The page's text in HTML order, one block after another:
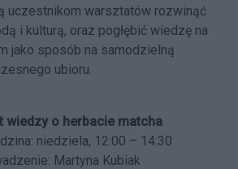
uczestnikom warsztatów rozwinąć
i kulturą, oraz pogłębić wiedzę na
jako sposób na samodzielną
ubioru.
wiedzy o herbacie matcha
niedziela, 12:00 – 14:30
Martyna Kubiak